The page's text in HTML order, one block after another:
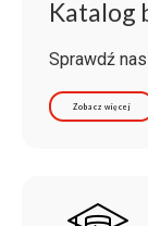
Katalog
Sprawdź
Zobacz więcej